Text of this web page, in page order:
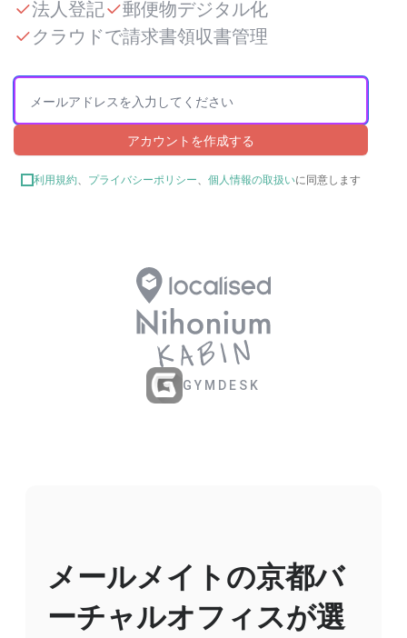
法人登記
郵便物デジタル化
クラウドで請求書領収書管理
アカウントを作成する
利用規約、 プライバシーポリシー、 個人情報の取扱いに同意します
GYMDESK
メールメイトの京都バ
ーチャルオフィスが選